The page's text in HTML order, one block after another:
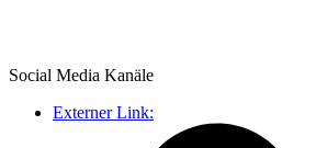
Social Media Kanäle
Externer Link: